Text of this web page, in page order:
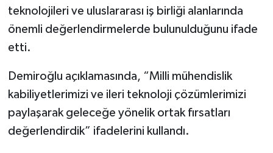
teknolojileri ve uluslararası iş birliği alanlarında
önemli değerlendirmelerde bulunulduğunu ifade
etti.
Demiroğlu açıklamasında, “Milli mühendislik
kabiliyetlerimizi ve ileri teknoloji çözümlerimizi
paylaşarak geleceğe yönelik ortak fırsatları
değerlendirdik” ifadelerini kullandı.